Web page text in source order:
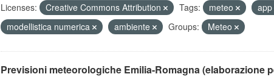
Licenses: Creative Commons Attribution Tags: meteo
app
modellistica numerica
ambiente Groups: Meteo
Previsioni meteorologiche Emilia-Romagna (elaborazione